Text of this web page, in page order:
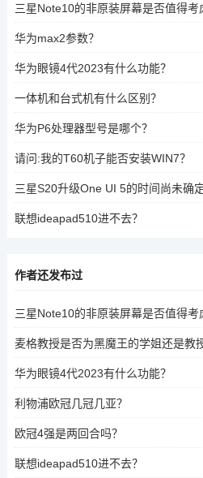
三星Note10的非原装屏幕是否值得考
华为max2参数？
华为眼镜4代2023有什么功能？
一体机和台式机有什么区别？
华为P6处理器型号是哪个？
请问:我的T60机子能否安装WIN7？
联想ideapad510进不去？
作者还发布过
三星Note10的非原装屏幕是否值得考
麦格教授是否为黑魔王的学姐还是教
华为眼镜4代2023有什么功能？
利物浦欧冠几冠几亚？
欧冠4强是两回合吗？
联想ideapad510进不去？